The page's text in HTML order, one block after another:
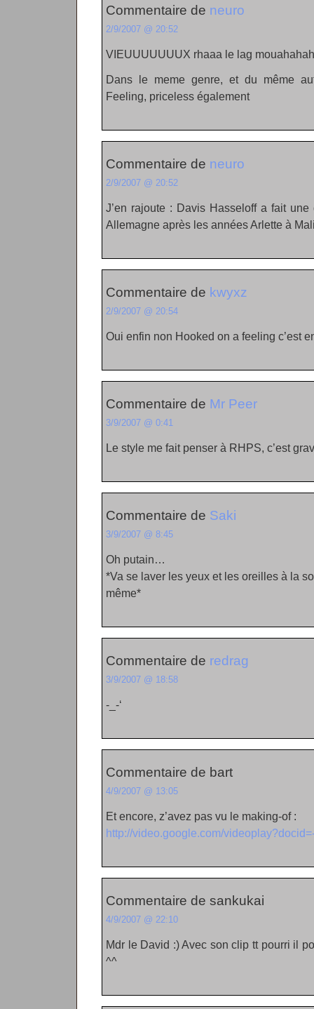
Commentaire de neuro
2/9/2007 @ 20:52
VIEUUUUUUUX rhaaa le lag
Dans le meme genre, et du même
Feeling, priceless également
Commentaire de neuro
2/9/2007 @ 20:52
J’en rajoute : Davis Hasseloff a fait
Allemagne après les années Arlette à
Commentaire de kwyxz
2/9/2007 @ 20:54
Oui enfin non Hooked on a feeling c’est
Commentaire de Mr Peer
3/9/2007 @ 0:41
Le style me fait penser à RHPS, c’est
Commentaire de Saki
3/9/2007 @ 8:45
Oh putain…
*Va se laver les yeux et les oreilles à la
même*
Commentaire de redrag
3/9/2007 @ 18:58
-_-‘
Commentaire de bart
4/9/2007 @ 13:05
Et encore, z’avez pas vu le making-of :
http://video.google.com/
Commentaire de sankukai
4/9/2007 @ 22:10
Mdr le David :) Avec son clip tt pourri il
^^